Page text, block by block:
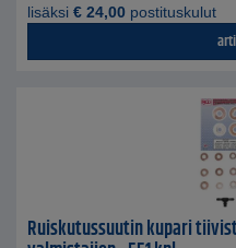
lisäksi € 24,00 postituskulut
Ruiskutussuutin kupari